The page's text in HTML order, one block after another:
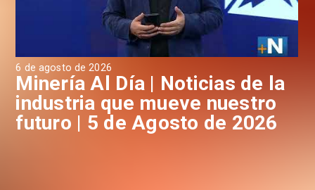
6 de agosto de 2026
Minería Al Día | Noticias de la
industria que mueve nuestro
futuro | 5 de Agosto de 2026